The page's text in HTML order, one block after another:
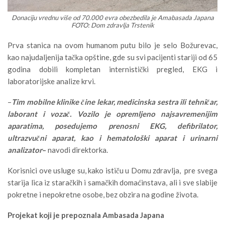
Donaciju vrednu više od 70.000 evra obezbedila je Amabasada Japana
FOTO: Dom zdravlja Trstenik
Prva stanica na ovom humanom putu bilo je selo Božurevac,
kao najudaljenija tačka opštine, gde su svi pacijenti stariji od 65
godina dobili kompletan internistički pregled, EKG i
laboratorijske analize krvi.
–Tim mobilne klinike čine lekar, medicinska sestra ili tehničar,
laborant i vozač. Vozilo je opremljeno najsavremenijim
aparatima, posedujemo prenosni EKG, defibrilator,
ultrazvučni aparat, kao i hematološki aparat i urinarni
analizator– navodi direktorka.
Korisnici ove usluge su, kako ističu u Domu zdravlja, pre svega
starija lica iz staračkih i samačkih domaćinstava, ali i sve slabije
pokretne i nepokretne osobe, bez obzira na godine života.
Projekat koji je prepoznala Ambasada Japana